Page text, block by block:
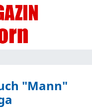
"Mann"